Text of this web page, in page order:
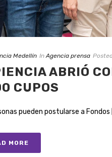
Medellín In Agencia prensa
ABRIÓ
CUPOS
pueden postularse a Fondos
MORE